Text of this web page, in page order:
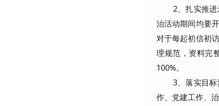
2、扎实推
治活动期间均要
对于每起初信初
理规范，资料完
100%。
3、落实目
作、党建工作、